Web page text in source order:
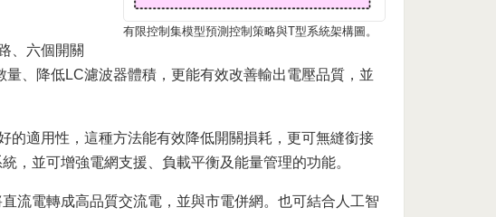
有限控制集模型預測控制策略與T型系統架構圖。
、六個開關
、降低LC濾波器體積，更能有效改善輸出電壓品質，並
適用性，這種方法能有效降低開關損耗，更可無縫銜接
，並可增強電網支援、負載平衡及能量管理的功能。
流電轉成高品質交流電，並與市電併網。也可結合人工智